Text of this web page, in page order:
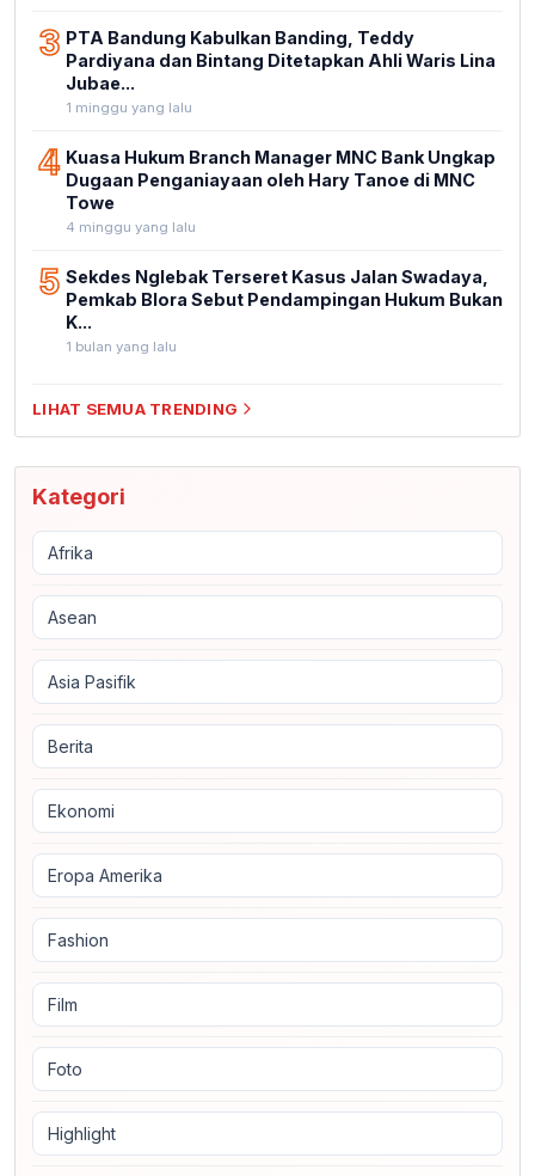
3 PTA Bandung Kabulkan Banding, Teddy
Pardiyana dan Bintang Ditetapkan Ahli Waris Lina
Jubae...
1 minggu yang lalu
4 Kuasa Hukum Branch Manager MNC Bank Ungkap
Dugaan Penganiayaan oleh Hary Tanoe di MNC
Towe
4 minggu yang lalu
5 Sekdes Nglebak Terseret Kasus Jalan Swadaya,
Pemkab Blora Sebut Pendampingan Hukum Bukan
K...
1 bulan yang lalu
LIHAT SEMUA TRENDING
Kategori
Afrika
Asean
Asia Pasifik
Berita
Ekonomi
Eropa Amerika
Fashion
Film
Foto
Highlight